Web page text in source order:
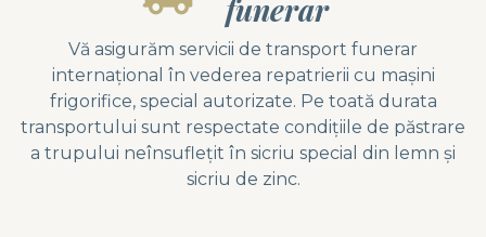
funerar
Vă asigurăm servicii de transport funerar
internațional în vederea repatrierii cu mașini
frigorifice, special autorizate. Pe toată durata
transportului sunt respectate condițiile de păstrare
a trupului neînsuflețit în sicriu special din lemn și
sicriu de zinc.